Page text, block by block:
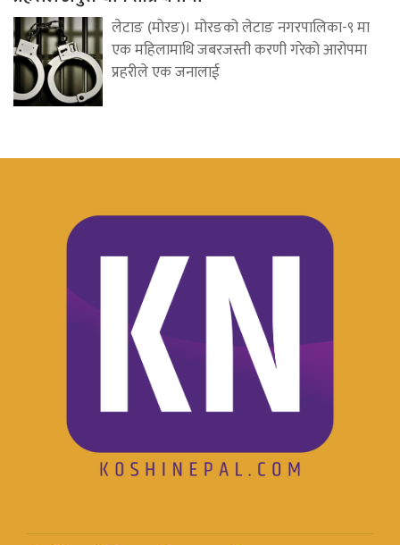
लेटाङ (मोरङ)। मोरङको लेटाङ नगरपालिका-९ मा
एक महिलामाथि जबरजस्ती करणी गरेको आरोपमा
प्रहरीले एक जनालाई